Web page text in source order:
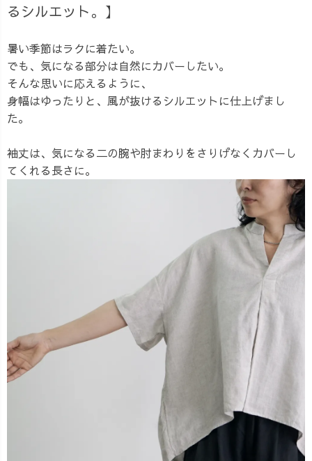
るシルエット。】
暑い季節はラクに着たい。
でも、気になる部分は自然にカバーしたい。
そんな思いに応えるように、
身幅はゆったりと、風が抜けるシルエットに仕上げまし
た。
袖丈は、気になる二の腕や肘まわりをさりげなくカバーし
てくれる長さに。